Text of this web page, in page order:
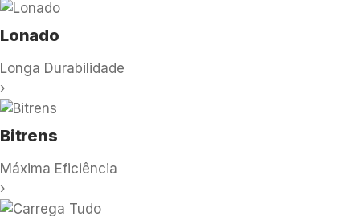
Lonado
Longa Durabilidade
›
Bitrens
Máxima Eficiência
›